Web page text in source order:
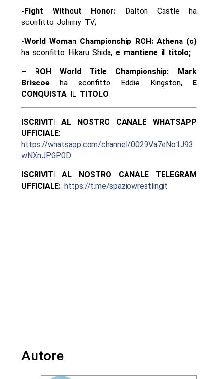
-Fight Without Honor:Dalton Castle ha
sconfitto Johnny TV;
-World Woman Championship ROH: Athena (c)
ha sconfitto Hikaru Shida, e mantiene il titolo;
– ROH World Title Championship:
Mark
Briscoeha sconfitto Eddie Kingston,
E
CONQUISTA IL TITOLO.
ISCRIVITI AL NOSTRO CANALE WHATSAPP
UFFICIALE:
https://whatsapp.com/channel/0029Va7eNo1J93
wNXnJPGP0D
ISCRIVITI AL NOSTRO CANALE TELEGRAM
UFFICIALE: https://t.me/spaziowrestlingit
Autore